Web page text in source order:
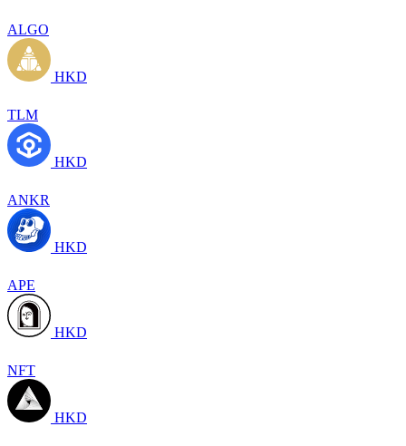
ALGO
HKD
TLM
HKD
ANKR
HKD
APE
HKD
NFT
HKD